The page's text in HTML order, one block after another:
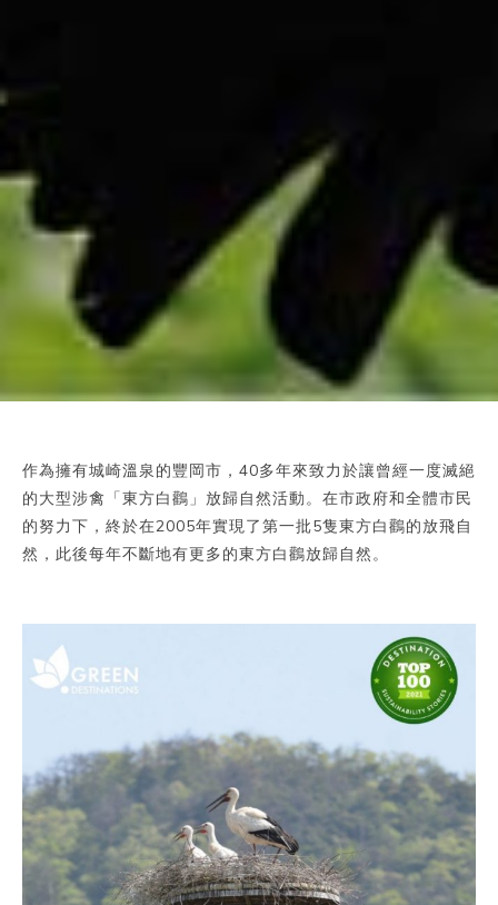
作為擁有城崎溫泉的豐岡市，40多年來致力於讓曾經一度滅絕
的大型涉禽「東方白鸛」放歸自然活動。在市政府和全體市民
的努力下，終於在2005年實現了第一批5隻東方白鸛的放飛自
然，此後每年不斷地有更多的東方白鸛放歸自然。